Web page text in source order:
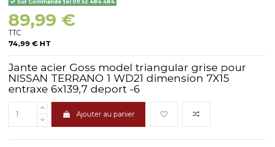
Sur Commande tel 09 52 484 484
89,99 €
TTC
74,99 € HT
Jante acier Goss model triangular grise pour
NISSAN TERRANO 1 WD21 dimension 7X15
entraxe 6x139,7 deport -6
Ajouter au panier